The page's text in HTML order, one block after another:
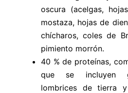
oscura (acelgas,
mostaza, hojas de
chícharos, coles de
pimiento morrón.
40 % de proteínas,
que se incluyen
lombrices de tierra